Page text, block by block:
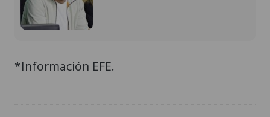
*Información EFE.